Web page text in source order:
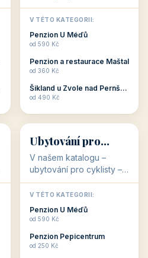
penziony a hotely, které
jsou přizpůsobeny pro
ubytování klientů vyššího
věku. Některé z nich
V TÉTO KATEGORII:
Penzion U Méďů
od 590 Kč
Penzion a restaurace Maštal
od 360 Kč
Šikland u Zvole nad Pernštejnem
od 490 Kč
🚴
🚴
32 objektů
Ubytování pro
cyklisty
V našem katalogu –
ubytování pro cyklisty –
jsou pro Vás připraveny
objekty, které jsou na
milovníky cykloturistiky
připraveny. Většinou mají
V TÉTO KATEGORII:
Penzion U Méďů
od 590 Kč
Penzion Pepicentrum
od 250 Kč